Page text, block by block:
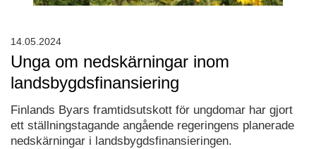
Unga om nedskärningar inom
landsbygdsfinansiering
Finlands Byars framtidsutskott för ungdomar har gjort
ett ställningstagande angående regeringens planerade
nedskärningar i landsbygdsfinansieringen.
14.05.2024